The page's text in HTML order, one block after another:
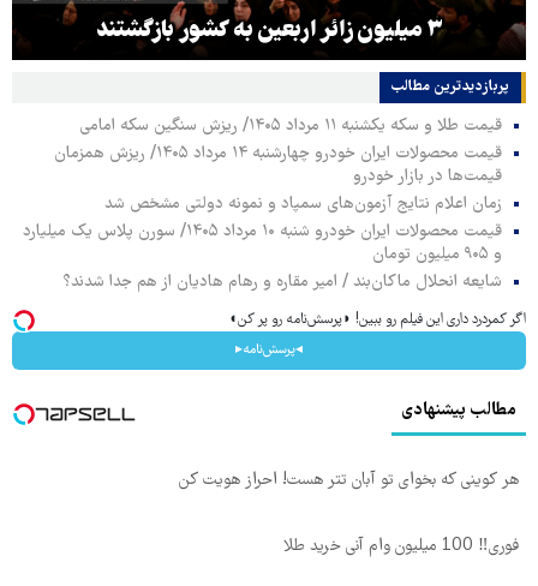
۳ میلیون زائر اربعین به کشور بازگشتند
پربازدیدترین‌ مطالب
قیمت طلا و سکه یکشنبه ۱۱ مرداد ۱۴۰۵/ ریزش سنگین سکه امامی
قیمت محصولات ایران خودرو چهارشنبه ۱۴ مرداد ۱۴۰۵/ ریزش همزمان
قیمت‌ها در بازار خودرو
زمان اعلام نتایج آزمون‌های سمپاد و نمونه دولتی مشخص شد
قیمت محصولات ایران خودرو شنبه ۱۰ مرداد ۱۴۰۵/ سورن پلاس یک میلیارد
و ۹۰۵ میلیون تومان
شایعه انحلال ماکان‌بند / امیر مقاره و رهام هادیان از هم جدا شدند؟
اگر کمردرد داری این فیلم رو ببین! ◗پرسش‌نامه رو پر کن◖
◂پرسش‌نامه▸
مطالب پیشنهادی
هر کوینی که بخوای تو آبان تتر هست! احراز هویت کن
فوری‼️ 100 میلیون وام آنی خرید طلا